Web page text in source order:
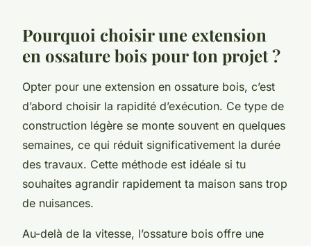
Pourquoi choisir une extension
en ossature bois pour ton projet ?
Opter pour une extension en ossature bois, c’est
d’abord choisir la rapidité d’exécution. Ce type de
construction légère se monte souvent en quelques
semaines, ce qui réduit significativement la durée
des travaux. Cette méthode est idéale si tu
souhaites agrandir rapidement ta maison sans trop
de nuisances.
Au-delà de la vitesse, l’ossature bois offre une